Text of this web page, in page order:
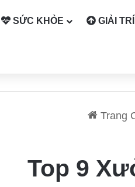
SỨC KHỎE GIẢI TRÍ
Trang
Top 9